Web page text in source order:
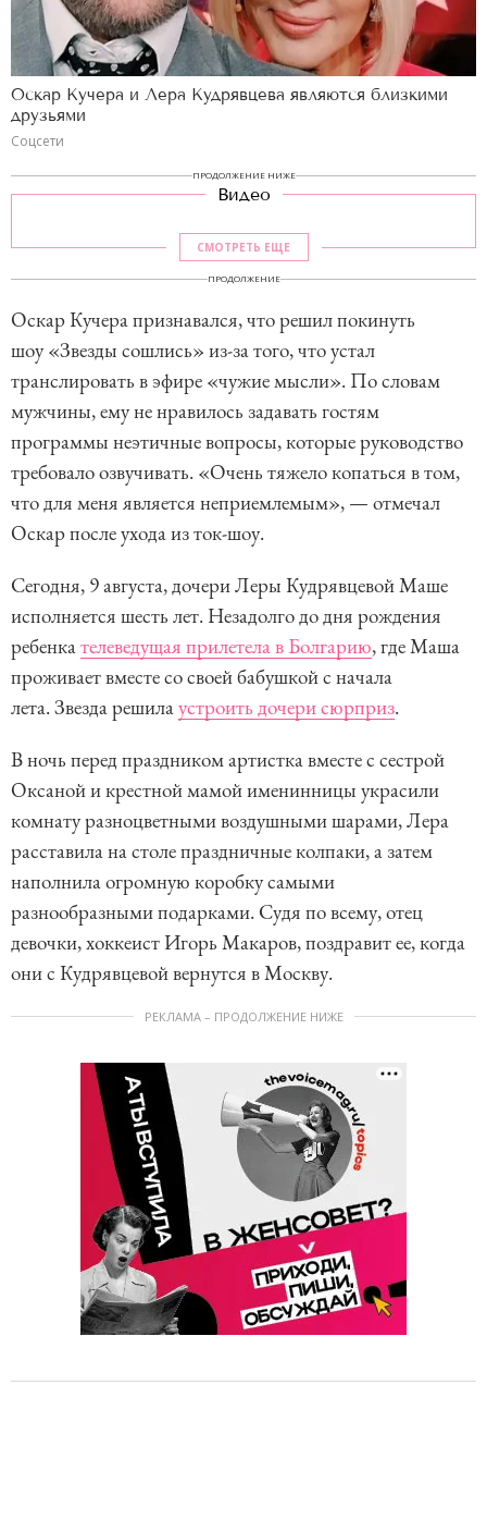
Оскар Кучера и Лера Кудрявцева являются близкими
друзьями
Соцсети
ПРОДОЛЖЕНИЕ НИЖЕ
Видео
СМОТРЕТЬ ЕЩЕ
ПРОДОЛЖЕНИЕ
Оскар Кучера признавался, что решил покинуть
шоу «Звезды сошлись» из-за того, что устал
транслировать в эфире «чужие мысли». По словам
мужчины, ему не нравилось задавать гостям
программы неэтичные вопросы, которые руководство
требовало озвучивать. «Очень тяжело копаться в том,
что для меня является неприемлемым», — отмечал
Оскар после ухода из ток-шоу.
Сегодня, 9 августа, дочери Леры Кудрявцевой Маше
исполняется шесть лет. Незадолго до дня рождения
ребенкателеведущая прилетела в Болгарию, где Маша
проживает вместе со своей бабушкой с начала
лета. Звезда решилаустроить дочери сюрприз.
В ночь перед праздником артистка вместе с сестрой
Оксаной и крестной мамой именинницы украсили
комнату разноцветными воздушными шарами, Лера
расставила на столе праздничные колпаки, а затем
наполнила огромную коробку самыми
разнообразными подарками. Судя по всему, отец
девочки, хоккеист Игорь Макаров, поздравит ее, когда
они с Кудрявцевой вернутся в Москву.
РЕКЛАМА – ПРОДОЛЖЕНИЕ НИЖЕ